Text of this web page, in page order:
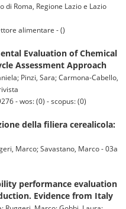
Roma, Regione Lazio e Lazio
alimentare - ()
Evaluation of Chemical
Assessment Approach
Pinzi, Sara; Carmona-Cabello,
- wos: (0) - scopus: (0)
della filiera cerealicola:
Marco; Savastano, Marco - 03a
performance evaluation
Evidence from Italy